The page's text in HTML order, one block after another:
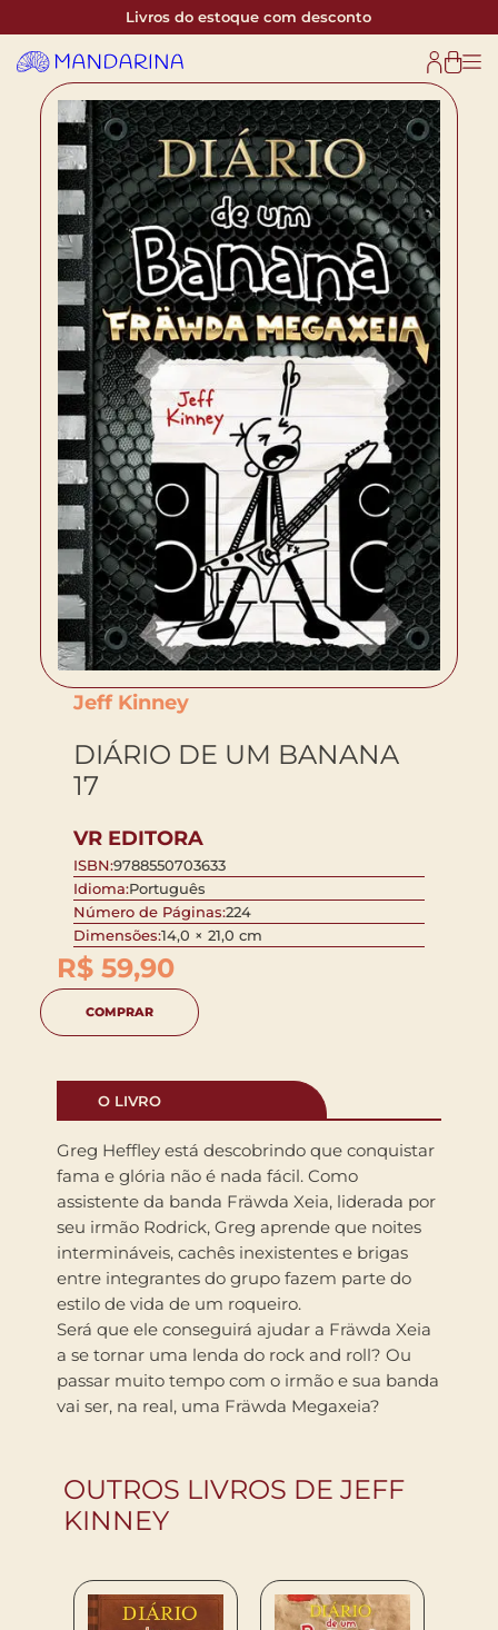
Livros do estoque com desconto
Jeff Kinney
DIÁRIO DE UM BANANA
17
VR EDITORA
ISBN:9788550703633
Idioma:Português
Número de Páginas:224
Dimensões:14,0 × 21,0 cm
R$ 59,90
COMPRAR
O LIVRO
Greg Heffley está descobrindo que conquistar
fama e glória não é nada fácil. Como
assistente da banda Fräwda Xeia, liderada por
seu irmão Rodrick, Greg aprende que noites
intermináveis, cachês inexistentes e brigas
entre integrantes do grupo fazem parte do
estilo de vida de um roqueiro.
Será que ele conseguirá ajudar a Fräwda Xeia
a se tornar uma lenda do rock and roll? Ou
passar muito tempo com o irmão e sua banda
vai ser, na real, uma Fräwda Megaxeia?
OUTROS LIVROS DE JEFF
KINNEY